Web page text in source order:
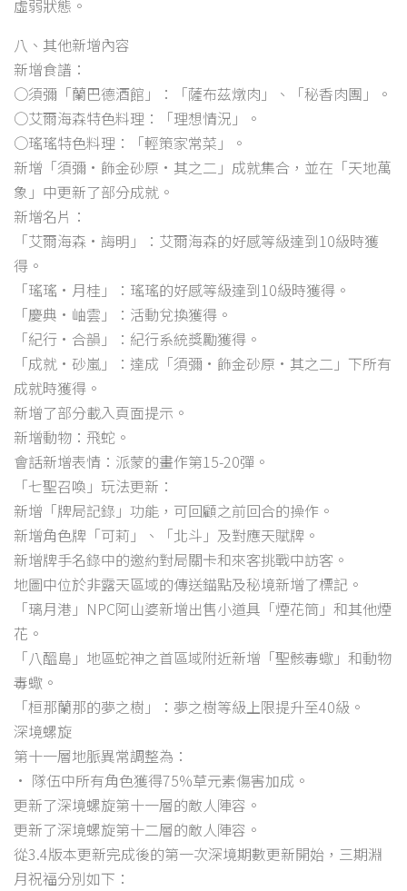
虛弱狀態。
八、其他新增內容
新增食譜：
○須彌「蘭巴德酒館」：「薩布茲燉肉」、「秘香肉團」。
○艾爾海森特色料理：「理想情況」。
○瑤瑤特色料理：「輕策家常菜」。
新增「須彌·飾金砂原·其之二」成就集合，並在「天地萬
象」中更新了部分成就。
新增名片：
「艾爾海森·誨明」：艾爾海森的好感等級達到10級時獲
得。
「瑤瑤·月桂」：瑤瑤的好感等級達到10級時獲得。
「慶典·岫雲」：活動兌換獲得。
「紀行·合韻」：紀行系統獎勵獲得。
「成就·砂嵐」：達成「須彌·飾金砂原·其之二」下所有
成就時獲得。
新增了部分載入頁面提示。
新增動物：飛蛇。
會話新增表情：派蒙的畫作第15-20彈。
「七聖召喚」玩法更新：
新增「牌局記錄」功能，可回顧之前回合的操作。
新增角色牌「可莉」、「北斗」及對應天賦牌。
新增牌手名錄中的邀約對局關卡和來客挑戰中訪客。
地圖中位於非露天區域的傳送錨點及秘境新增了標記。
「璃月港」NPC阿山婆新增出售小道具「煙花筒」和其他煙
花。
「八醞島」地區蛇神之首區域附近新增「聖骸毒蠍」和動物
毒蠍。
「桓那蘭那的夢之樹」：夢之樹等級上限提升至40級。
深境螺旋
第十一層地脈異常調整為：
• 隊伍中所有角色獲得75%草元素傷害加成。
更新了深境螺旋第十一層的敵人陣容。
更新了深境螺旋第十二層的敵人陣容。
從3.4版本更新完成後的第一次深境期數更新開始，三期淵
月祝福分別如下：